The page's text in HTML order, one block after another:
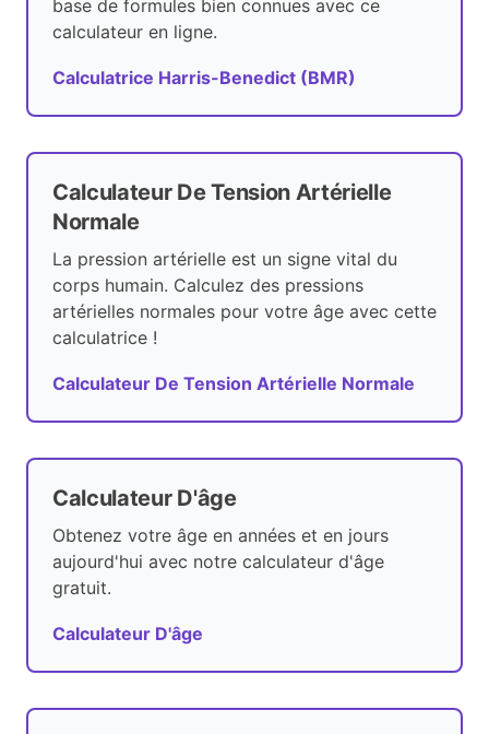
base de formules bien connues avec ce
calculateur en ligne.
Calculatrice Harris-Benedict (BMR)
Calculateur De Tension Artérielle
Normale
La pression artérielle est un signe vital du
corps humain. Calculez des pressions
artérielles normales pour votre âge avec cette
calculatrice !
Calculateur De Tension Artérielle Normale
Calculateur D'âge
Obtenez votre âge en années et en jours
aujourd'hui avec notre calculateur d'âge
gratuit.
Calculateur D'âge